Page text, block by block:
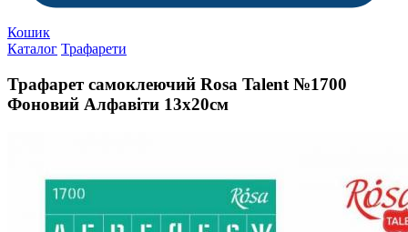
Кошик
Каталог Трафарети
Трафарет самоклеючий Rosa Talent №1700
Фоновий Алфавіти 13х20см